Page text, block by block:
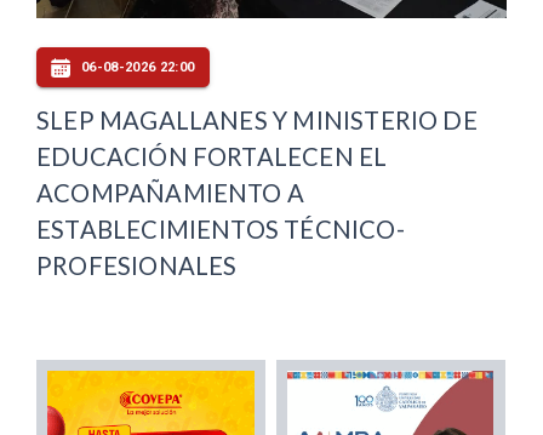
06-08-2026 22:00
SLEP MAGALLANES Y MINISTERIO DE
EDUCACIÓN FORTALECEN EL
ACOMPAÑAMIENTO A
ESTABLECIMIENTOS TÉCNICO-
PROFESIONALES